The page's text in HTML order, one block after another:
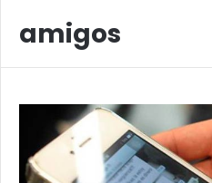
amigos